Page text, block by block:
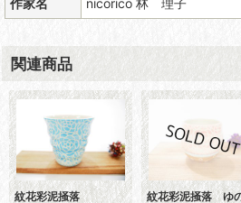
関連商品
紋花彩泥掻落
紋花彩泥掻落 ゆ